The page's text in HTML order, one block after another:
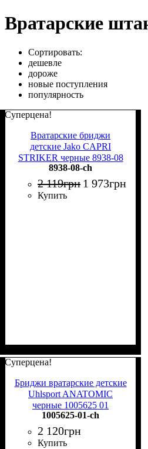
Вратарские
Сортировать:
дешевле
дороже
новые поступления
популярность
Суперцена!
Вратарские бриджи
детские Jako CAPRI
STRIKER черные 8938-08
8938-08-ch
2 119грн 1 973грн
Купить
Суперцена!
Бриджи вратарские детские
Uhlsport ANATOMIC
черные 1005625 01
1005625-01-ch
2 120грн
Купить